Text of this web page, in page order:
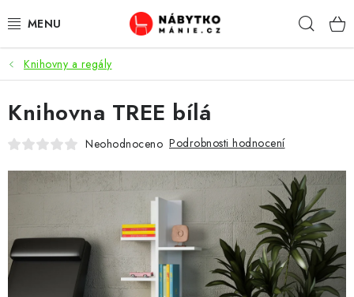
na
OBÝVACÍ POKOJ
KUCHYŇ A JÍDELNA
LOŽNICE
DĚTSKÝ POKOJ
KANCELÁŘ / PRACOVNA
KOUPELNA A WC
Knihovny a regály
Knihovna TREE bílá
Neohodnoceno Podrobnosti hodnocení